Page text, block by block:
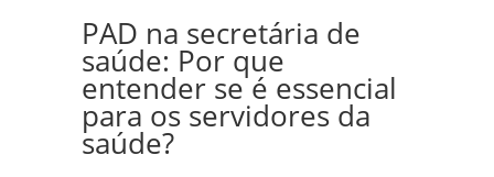
PAD na secretária de
saúde: Por que
entender se é essencial
para os servidores da
saúde?